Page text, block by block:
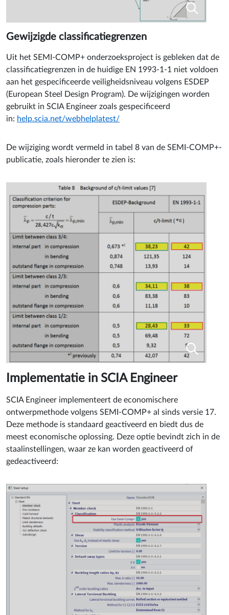
Gewijzigde classificatiegrenzen
Uit het SEMI-COMP+ onderzoeksproject is gebleken dat de
classificatiegrenzen in de huidige EN 1993-1-1 niet voldoen
aan het gespecificeerde veiligheidsniveau volgens ESDEP
(European Steel Design Program). De wijzigingen worden
gebruikt in SCIA Engineer zoals gespecificeerd
in: help.scia.net/webhelplatest/
De wijziging wordt vermeld in tabel 8 van de SEMI-COMP+-
publicatie, zoals hieronder te zien is:
Implementatie in SCIA Engineer
SCIA Engineer implementeert de economischere
ontwerpmethode volgens SEMI-COMP+ al sinds versie 17.
Deze methode is standaard geactiveerd en biedt dus de
meest economische oplossing. Deze optie bevindt zich in de
staalinstellingen, waar ze kan worden geactiveerd of
gedeactiveerd: